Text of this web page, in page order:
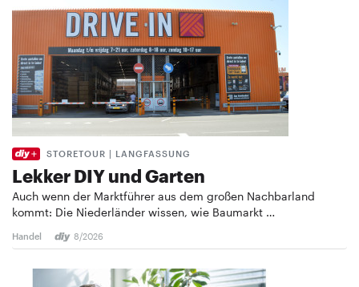
STORETOUR | LANGFASSUNG
Lekker DIY und Garten
Auch wenn der Marktführer aus dem großen Nachbarland
kommt: Die Niederländer wissen, wie Baumarkt …
Handel 8/2026